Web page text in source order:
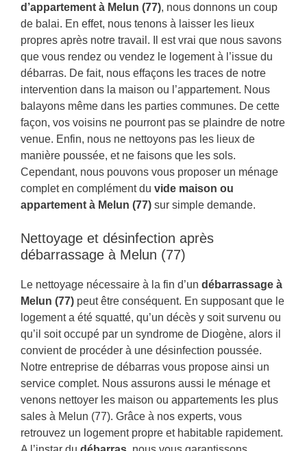
d’appartement à Melun (77), nous donnons un coup
de balai. En effet, nous tenons à laisser les lieux
propres après notre travail. Il est vrai que nous savons
que vous rendez ou vendez le logement à l’issue du
débarras. De fait, nous effaçons les traces de notre
intervention dans la maison ou l’appartement. Nous
balayons même dans les parties communes. De cette
façon, vos voisins ne pourront pas se plaindre de notre
venue. Enfin, nous ne nettoyons pas les lieux de
manière poussée, et ne faisons que les sols.
Cependant, nous pouvons vous proposer un ménage
complet en complément du vide maison ou
appartement à Melun (77) sur simple demande.
Nettoyage et désinfection après
débarrassage à Melun (77)
Le nettoyage nécessaire à la fin d’un débarrassage à
Melun (77) peut être conséquent. En supposant que le
logement a été squatté, qu’un décès y soit survenu ou
qu’il soit occupé par un syndrome de Diogène, alors il
convient de procéder à une désinfection poussée.
Notre entreprise de débarras vous propose ainsi un
service complet. Nous assurons aussi le ménage et
venons nettoyer les maison ou appartements les plus
sales à Melun (77). Grâce à nos experts, vous
retrouvez un logement propre et habitable rapidement.